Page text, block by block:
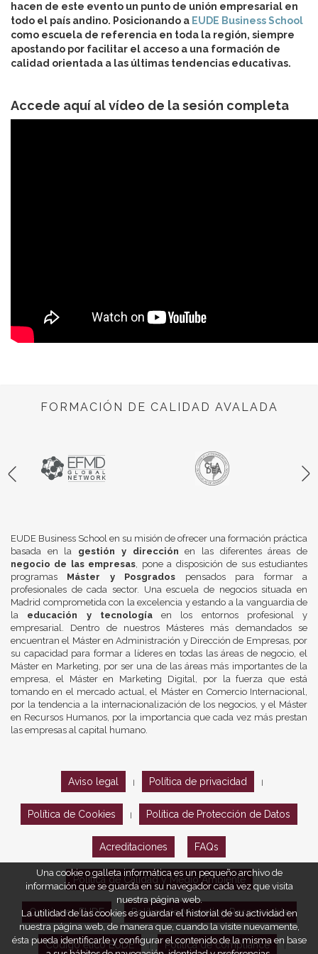
hacen de este evento un punto de unión empresarial en
todo el país andino. Posicionando a EUDE Business School
como escuela de referencia en toda la región, siempre
apostando por facilitar el acceso a una formación de
calidad orientada a las últimas tendencias educativas.
Accede aquí al vídeo de la sesión completa
FORMACIÓN DE CALIDAD AVALADA
EUDE Business School en su misión de ofrecer una formación práctica
basada en la gestión y dirección en las diferentes áreas de
negocio de las empresas, pone a disposición de sus estudiantes
programas Máster y Posgrados pensados para formar a
profesionales de cada sector. Una escuela de negocios situada en
Madrid comprometida con la excelencia y estando a la vanguardia de
la educación y tecnologíaen los entornos profesional y
empresarial. Dentro de nuestros Másteres más demandados se
encuentran el Máster en Administración y Dirección de Empresas, por
su capacidad para formar a líderes en todas las áreas de negocio, el
Máster en Marketing, por ser una de las áreas más importantes de la
empresa, el Máster en Marketing Digital, por la fuerza que está
tomando en el mercado actual, el Máster en Comercio Internacional,
por la tendencia a la internacionalización de los negocios, y el Máster
en Recursos Humanos, por la importancia que cada vez más prestan
las empresas al capital humano.
Aviso legal Política de privacidad
Política de Cookies Política de Protección de Datos
Acreditaciones FAQs
Política de Calidad y Medio Ambiente
Opiniones EUDE Política de Marketing Responsable
Código ético EUDE Política de compliance
Una cookie o galleta informática es un pequeño archivo de
información que se guarda en su navegador cada vez que visita
nuestra página web.
La utilidad de las cookies es guardar el historial de su actividad en
nuestra página web, de manera que, cuando la visite nuevamente,
ésta pueda identificarle y configurar el contenido de la misma en base